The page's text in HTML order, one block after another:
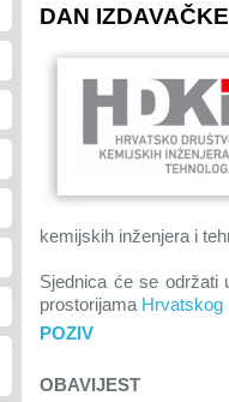
DAN
kemijskih inženjera i
Sjednica će se održati
prostorijama Hrvatskog
POZIV
OBAVIJEST